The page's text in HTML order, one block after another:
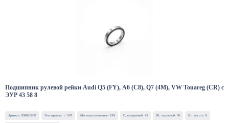
Подшипник рулевой рейки Audi Q5 (FY), A6 (C8), Q7 (4M), VW Touareg (CR) с
ЭУР 43 58 8
Артикул: PSBR05937 Тип агрегата: с ЭУР Месторасположение: EPS D, внутренний: 43 D1, наружный: 58 H1, высота: 8